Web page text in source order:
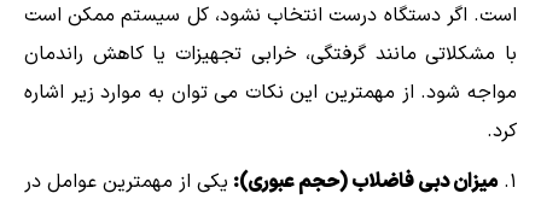
است. اگر دستگاه درست انتخاب نشود، کل سیستم ممکن است
با مشکلاتی مانند گرفتگی، خرابی تجهیزات یا کاهش راندمان
مواجه شود. از مهمترین این نکات می توان به موارد زیر اشاره
کرد.
میزان دبی فاضلاب (حجم عبوری): یکی از مهمترین عوامل در